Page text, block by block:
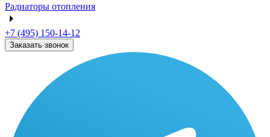
Радиаторы отопления
+7 (495) 150-14-12
Заказать звонок